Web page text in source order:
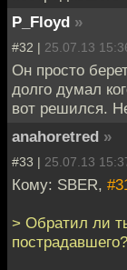
P_Floyd »
#32 | 25.07.13
Он просто
долго думал
вот решился.
anahoretred »
#33 | 25.07.13
Кому: SBER,
> Обратил ли
пострадавшего?